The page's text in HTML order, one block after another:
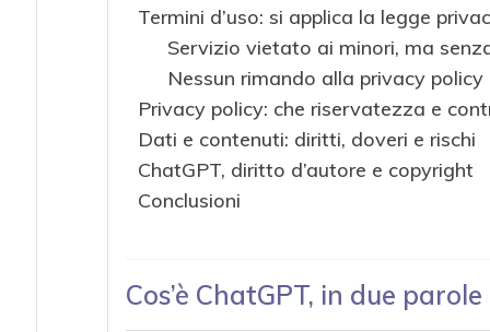
Termini d’uso: si applica la legge
Servizio vietato ai minori, ma
Nessun rimando alla privacy policy
Privacy policy: che riservatezza e
Dati e contenuti: diritti, doveri e rischi
ChatGPT, diritto d’autore e copyright
Conclusioni
Cos’è ChatGPT, in due parole